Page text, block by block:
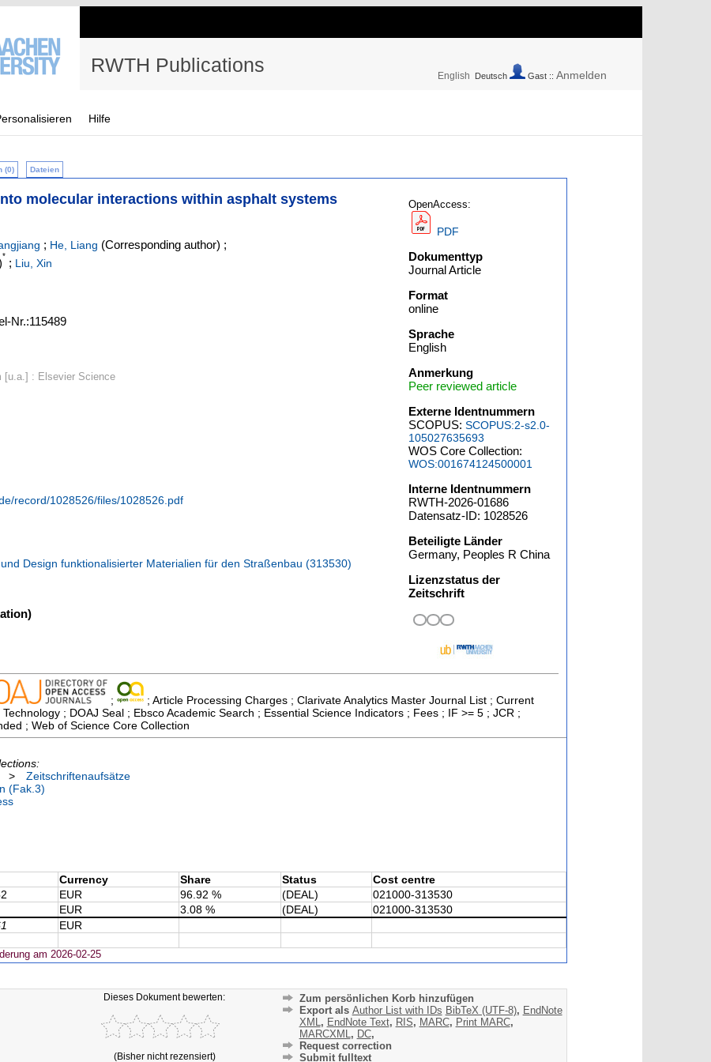
RWTH Publications English Deutsch Gast :: Anmelden
Hilfe
(0) Dateien
molecular interactions within asphalt systems
; He, Liang (Corresponding author) ;
*
; Liu, Xin
Nr.:115489
[u.a.] : Elsevier Science
record/1028526/files/1028526.pdf
Design funktionalisierter Materialien für den Straßenbau (313530)
OpenAccess:
PDF
Dokumenttyp
Journal Article
Format
online
Sprache
English
Anmerkung
Peer reviewed article
Externe Identnummern
SCOPUS:SCOPUS:2-s2.0-
105027635693
WOS Core Collection:
WOS:001674124500001
Interne Identnummern
RWTH-2026-01686
Datensatz-ID: 1028526
Beteiligte Länder
Germany, Peoples R China
Lizenzstatus der
Zeitschrift
;
; Article Processing Charges ; Clarivate Analytics Master Journal List ; Current
; DOAJ Seal ; Ebsco Academic Search ; Essential Science Indicators ; Fees ; IF >= 5 ; JCR ;
; Web of Science Core Collection
>
Zeitschriftenaufsätze
(Fak.3)
Currency Share Status
Cost centre
EUR 96.92 % (DEAL)
021000-313530
EUR 3.08 % (DEAL)
021000-313530
EUR
am 2026-02-25
Dieses Dokument bewerten:
(Bisher nicht rezensiert)
Zum persönlichen Korb hinzufügen
Export als Author List with IDs BibTeX (UTF-8), EndNote
XML, EndNote Text, RIS, MARC, Print MARC,
MARCXML, DC,
Request correction
Submit fulltext